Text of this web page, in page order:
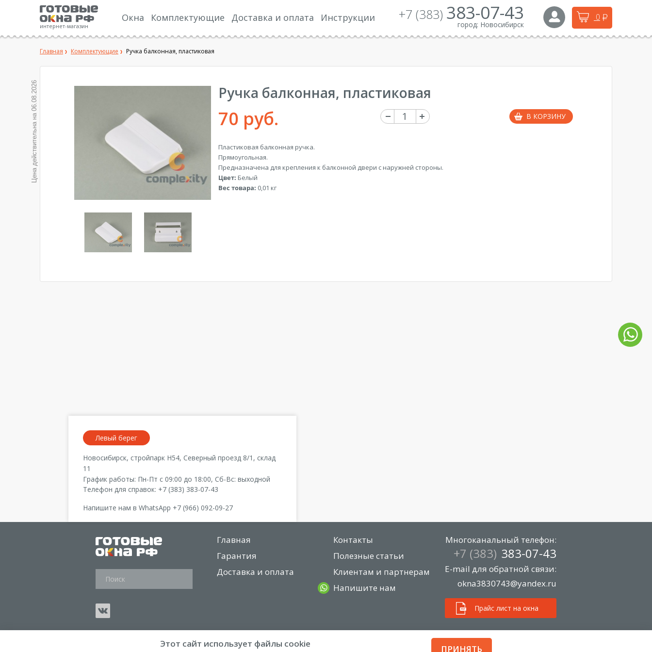
интернет-магазин
Окна Комплектующие Доставка и оплата Инструкции +7 (383) 383-07-43
город: Новосибирск
0
Главная Комплектующие Ручка балконная, пластиковая
Цена действительна на
06.08.2026 Ручка балконная, пластиковая
70 руб. В КОРЗИНУ
Пластиковая балконная ручка.
Прямоугольная.
Предназначена для крепления к балконной двери с наружней стороны.
Цвет: Белый
Вес товара: 0,01 кг
Левый берег
Новосибирск, стройпарк Н54, Северный проезд 8/1, склад
11
График работы: Пн-Пт с 09:00 до 18:00, Сб-Вс: выходной
Телефон для справок: +7 (383) 383-07-43
Напишите нам в WhatsApp +7 (966) 092-09-27
Главная
Гарантия
Доставка и оплата
Контакты
Полезные статьи
Клиентам и партнерам
Напишите нам
Многоканальный телефон:
+7 (383) 383-07-43
E-mail для обратной связи:
okna3830743@yandex.ru
Прайс лист на окна
Этот сайт использует файлы cookie ПРИНЯТЬ